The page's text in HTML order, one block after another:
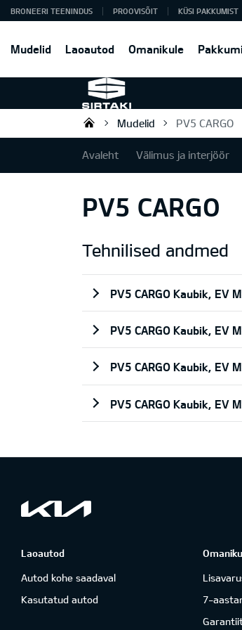
Mudelid Laoautod Omanikule
BRONEERI TEENINDUS PROOVISÕIT KÜSI PAKKUMIST
Sirtaki OÜ
Mudelid PV5 CARGO
Avaleht Välimus ja interjöör
PV5 CARGO
Tehnilised andmed
PV5 CARGO Kaubik,
PV5 CARGO Kaubik,
PV5 CARGO Kaubik,
PV5 CARGO Kaubik,
Laoautod
Autod kohe saadaval
Kasutatud autod
7-